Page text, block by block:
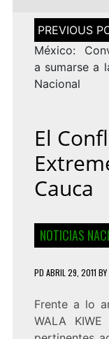
Navegación
de
entradas
México:
a sumarse a
Nacional
El
Cauca
NOTICIAS
PD ABRIL 29, 2011 BY
Frente a lo
WALA